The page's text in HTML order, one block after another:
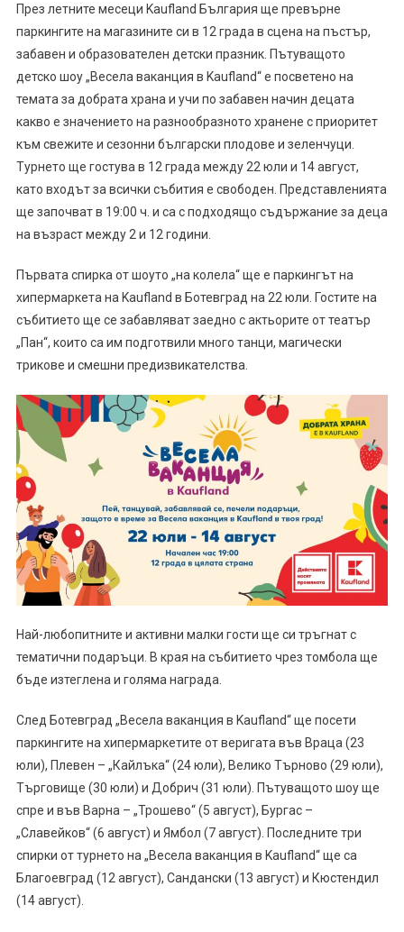
През летните месеци Kaufland България ще превърне
паркингите на магазините си в 12 града в сцена на пъстър,
забавен и образователен детски празник. Пътуващото
детско шоу „Весела ваканция в Kaufland“ е посветено на
темата за добрата храна и учи по забавен начин децата
какво е значението на разнообразното хранене с приоритет
към свежите и сезонни български плодове и зеленчуци.
Турнето ще гостува в 12 града между 22 юли и 14 август,
като входът за всички събития е свободен. Представленията
ще започват в 19:00 ч. и са с подходящо съдържание за деца
на възраст между 2 и 12 години.
Първата спирка от шоуто „на колела“ ще е паркингът на
хипермаркета на Kaufland в Ботевград на 22 юли. Гостите на
събитието ще се забавляват заедно с актьорите от театър
„Пан“, които са им подготвили много танци, магически
трикове и смешни предизвикателства.
Най-любопитните и активни малки гости ще си тръгнат с
тематични подаръци. В края на събитието чрез томбола ще
бъде изтеглена и голяма награда.
След Ботевград „Весела ваканция в Kaufland“ ще посети
паркингите на хипермаркетите от веригата във Враца (23
юли), Плевен – „Кайлъка“ (24 юли), Велико Търново (29 юли),
Търговище (30 юли) и Добрич (31 юли). Пътуващото шоу ще
спре и във Варна – „Трошево“ (5 август), Бургас –
„Славейков“ (6 август) и Ямбол (7 август). Последните три
спирки от турнето на „Весела ваканция в Kaufland“ ще са
Благоевград (12 август), Сандански (13 август) и Кюстендил
(14 август).